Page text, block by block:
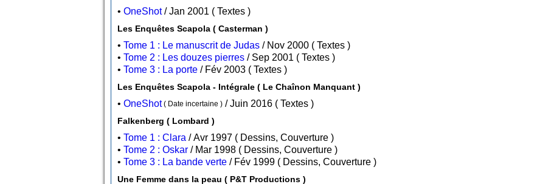
• OneShot / Jan 2001 ( Textes )
Les Enquêtes Scapola ( Casterman )
• Tome 1 : Le manuscrit de Judas
/ Nov 2000 ( Textes )
• Tome 2 : Les douzes pierres
/ Sep 2001 ( Textes )
• Tome 3 : La porte / Fév 2003 ( Textes )
Les Enquêtes Scapola - Intégrale ( Le Chaînon Manquant )
• OneShot( Date incertaine ) / Juin 2016 ( Textes )
Falkenberg ( Lombard )
• Tome 1 : Clara
/ Avr 1997 ( Dessins, Couverture )
• Tome 2 : Oskar
/ Mar 1998 ( Dessins, Couverture )
• Tome 3 : La bande verte / Fév 1999 ( Dessins, Couverture )
Une Femme dans la peau ( P&T Productions )